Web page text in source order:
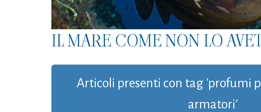
IL MARE COME NON LO
Articoli presenti con tag 'profumi
armatori'